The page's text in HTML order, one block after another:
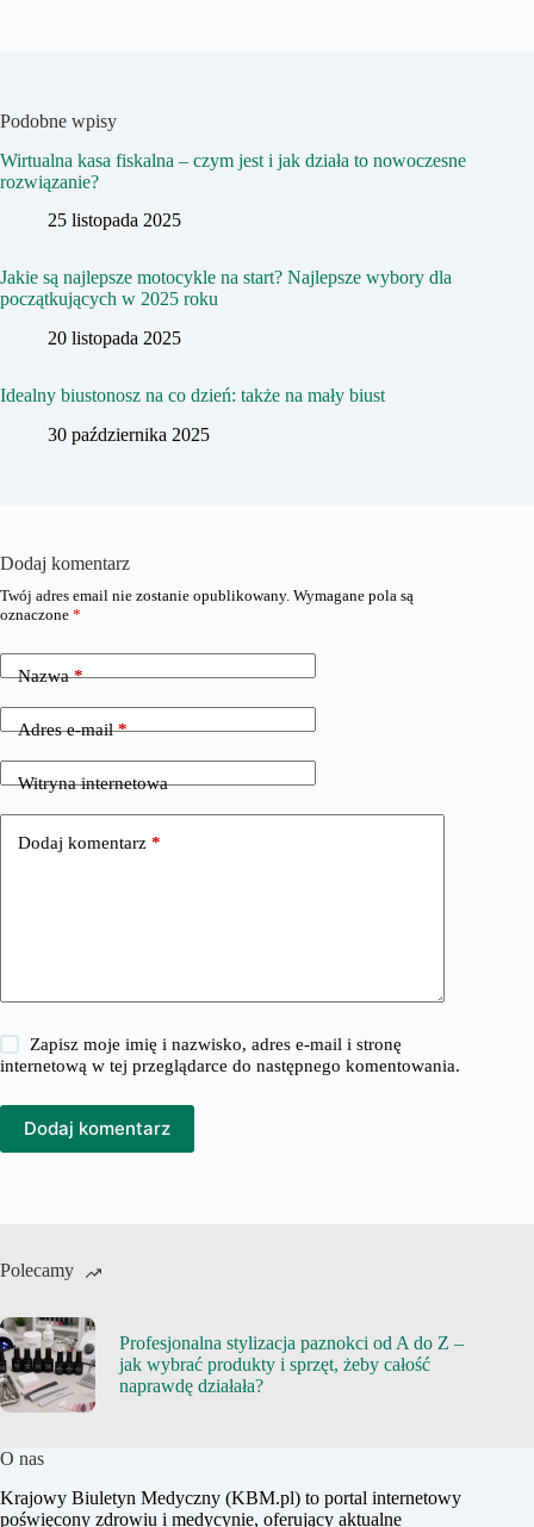
Podobne wpisy
Wirtualna kasa fiskalna – czym jest i jak działa to nowoczesne
rozwiązanie?
25 listopada 2025
Jakie są najlepsze motocykle na start? Najlepsze wybory dla
początkujących w 2025 roku
20 listopada 2025
Idealny biustonosz na co dzień: także na mały biust
30 października 2025
Dodaj komentarz
Twój adres email nie zostanie opublikowany. Wymagane pola są
oznaczone *
Nazwa*
Adres e-mail*
Witryna internetowa
Dodaj komentarz *
Zapisz moje imię i nazwisko, adres e-mail i stronę
internetową w tej przeglądarce do następnego komentowania.
Dodaj komentarz
Polecamy
Profesjonalna stylizacja paznokci od A do Z –
jak wybrać produkty i sprzęt, żeby całość
naprawdę działała?
O nas
Krajowy Biuletyn Medyczny (KBM.pl) to portal internetowy
poświęcony zdrowiu i medycynie, oferujący aktualne